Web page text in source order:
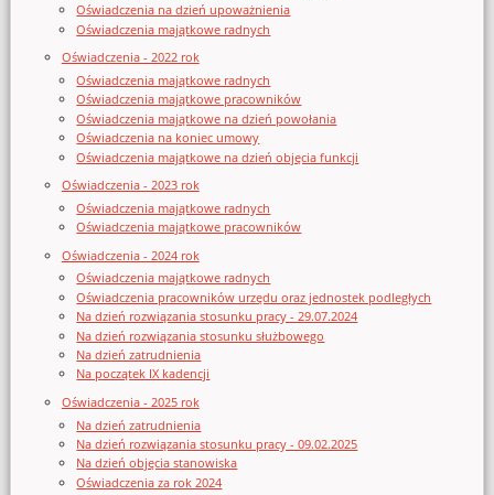
Oświadczenia na dzień upoważnienia
Oświadczenia majątkowe radnych
Oświadczenia - 2022 rok
Oświadczenia majątkowe radnych
Oświadczenia majątkowe pracowników
Oświadczenia majątkowe na dzień powołania
Oświadczenia na koniec umowy
Oświadczenia majątkowe na dzień objęcia funkcji
Oświadczenia - 2023 rok
Oświadczenia majątkowe radnych
Oświadczenia majątkowe pracowników
Oświadczenia - 2024 rok
Oświadczenia majątkowe radnych
Oświadczenia pracowników urzędu oraz jednostek podległych
Na dzień rozwiązania stosunku pracy - 29.07.2024
Na dzień rozwiązania stosunku służbowego
Na dzień zatrudnienia
Na początek IX kadencji
Oświadczenia - 2025 rok
Na dzień zatrudnienia
Na dzień rozwiązania stosunku pracy - 09.02.2025
Na dzień objęcia stanowiska
Oświadczenia za rok 2024